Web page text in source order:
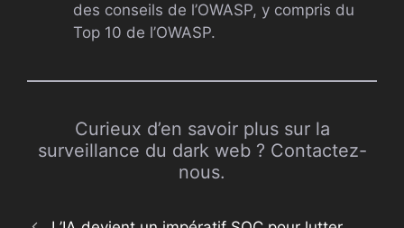
des conseils de l’OWASP, y compris du
Top 10 de l’OWASP.
Curieux d’en savoir plus sur la
surveillance du dark web ? Contactez-
nous.